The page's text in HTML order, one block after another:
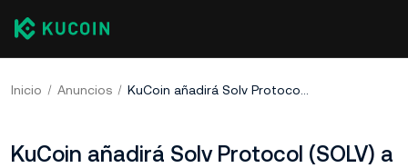
Inicio Anuncios KuCoin añadirá Solv Protocol (SOLV) a margen, futuros y el ahorro
KuCoin añadirá Solv Protocol (SOLV) a